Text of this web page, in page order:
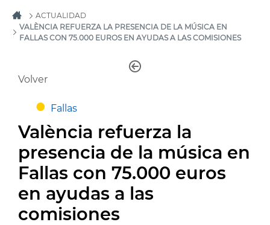
ACTUALIDAD
VALÈNCIA REFUERZA LA PRESENCIA DE LA MÚSICA EN
FALLAS CON 75.000 EUROS EN AYUDAS A LAS COMISIONES
Volver
Fallas
València refuerza la
presencia de la música en
Fallas con 75.000 euros
en ayudas a las
comisiones